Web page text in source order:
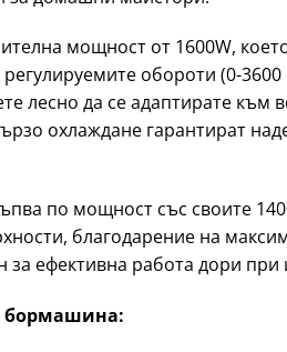
мощност от 1600W,
обороти (0-
лесно да се адаптирате към
охлаждане гарантират
по мощност със своите
благодарение на
ефективна работа дори
бормашина: